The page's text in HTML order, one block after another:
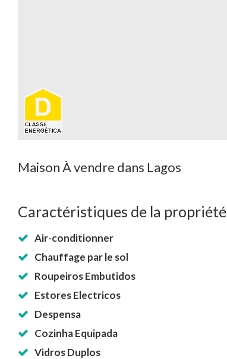
Maison À vendre dans Lagos
Caractéristiques de la propriété
Air-conditionner
Chauffage par le sol
Roupeiros Embutidos
Estores Electricos
Despensa
Cozinha Equipada
Vidros Duplos